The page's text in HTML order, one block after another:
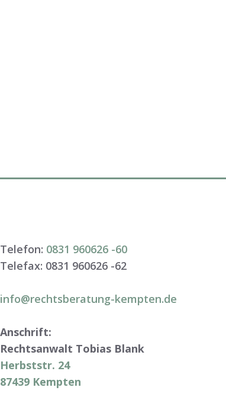
Telefon: 0831 960626 -60
Telefax: 0831 960626 -62
info@rechtsberatung-kempten.de
Anschrift:
Rechtsanwalt Tobias Blank
Herbststr. 24
87439 Kempten